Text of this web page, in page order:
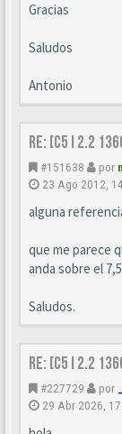
Gracias
Saludos
Antonio
Re: [C5 I 2.2
#151638 por
23 Ago 2012,
alguna
que me parece
anda sobre el
Saludos.
Re: [C5 I 2.2
#227729 por
29 Abr 2026,